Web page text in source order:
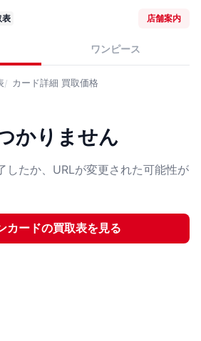
表 店舗案内
ワンピース
カード詳細 買取価格
かりません
したか、URLが変更された可能性が
カードの買取表を見る